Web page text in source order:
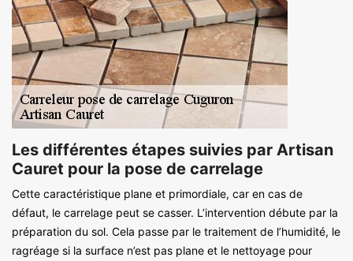
Les différentes étapes suivies par Artisan
Cauret pour la pose de carrelage
Cette caractéristique plane et primordiale, car en cas de
défaut, le carrelage peut se casser. L’intervention débute par la
préparation du sol. Cela passe par le traitement de l’humidité, le
ragréage si la surface n’est pas plane et le nettoyage pour